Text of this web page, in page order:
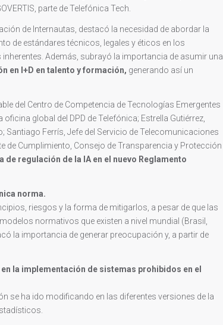
parte de Telefónica Tech.
de Internautas, destacó la necesidad de abordar la
de estándares técnicos, legales y éticos en los
Además, subrayó la importancia de asumir una
en I+D en talento y formación, generando así un
del Centro de Competencia de Tecnologías Emergentes
global del DPD de Telefónica; Estrella Gutiérrez,
Santiago Ferrís, Jefe del Servicio de Telecomunicaciones
de Cumplimiento, Consejo de Transparencia y Protección
de regulación de la IA en el nuevo Reglamento
norma.
riesgos y la forma de mitigarlos, a pesar de que las
normativos que existen a nivel mundial (Brasil,
la importancia de generar preocupación y, a partir de
la implementación de sistemas prohibidos en el
se ha ido modificando en las diferentes versiones de la